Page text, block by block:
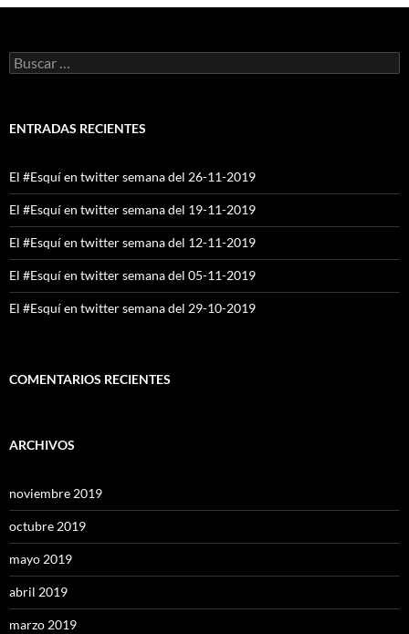
Buscar:
ENTRADAS RECIENTES
El #Esquí en twitter semana del 26-11-2019
El #Esquí en twitter semana del 19-11-2019
El #Esquí en twitter semana del 12-11-2019
El #Esquí en twitter semana del 05-11-2019
El #Esquí en twitter semana del 29-10-2019
COMENTARIOS RECIENTES
ARCHIVOS
noviembre 2019
octubre 2019
mayo 2019
abril 2019
marzo 2019